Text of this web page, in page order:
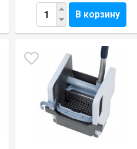
В корзину